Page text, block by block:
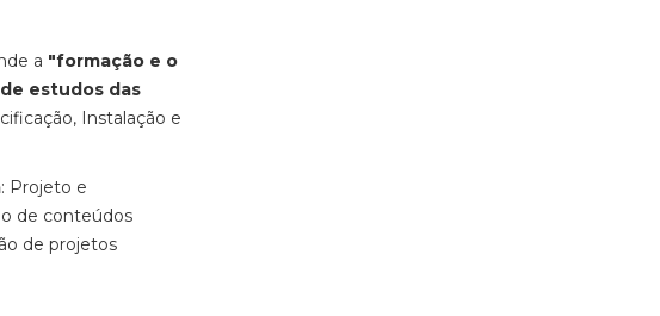
a "formação e o
estudos das
Instalação e
: Projeto e
de conteúdos
de projetos